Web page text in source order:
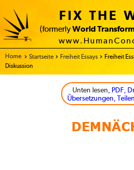
FIX THE
(formerly World
Home Startseite Freiheit Essays
Freiheit
Diskussion
Unten lesen, PDF,
Übersetzungen,